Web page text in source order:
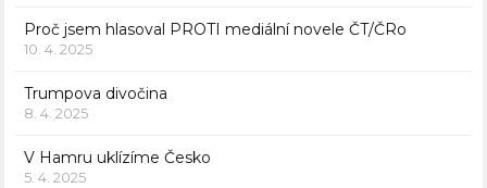
Proč jsem hlasoval PROTI mediální novele ČT/ČRo
10. 4. 2025
Trumpova divočina
8. 4. 2025
V Hamru uklízíme Česko
5. 4. 2025